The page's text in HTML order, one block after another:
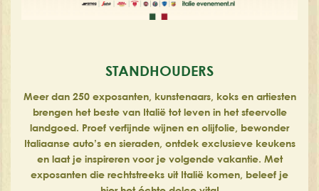
STANDHOUDERS
Meer dan 250 exposanten, kunstenaars, koks en artiesten
brengen het beste van Italië tot leven in het sfeervolle
landgoed. Proef verfijnde wijnen en olijfolie, bewonder
Italiaanse auto’s en sieraden, ontdek exclusieve keukens
en laat je inspireren voor je volgende vakantie. Met
exposanten die rechtstreeks uit Italië komen, beleef je